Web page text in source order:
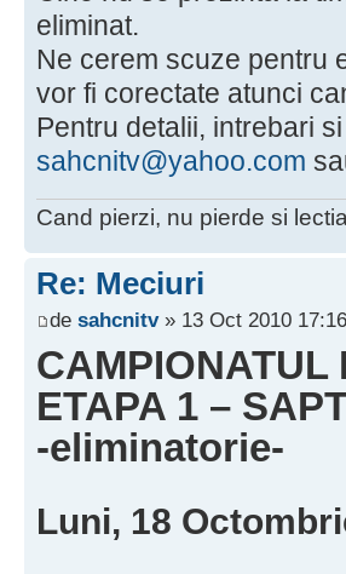
eliminat.
Ne cerem scuze pentru
vor fi corectate atunci
Pentru detalii, intrebari
sahcnitv@yahoo.com
Cand pierzi, nu pierde si
Re: Meciuri
de sahcnitv» 13 Oct 2010 17:16
CAMPIONATUL
ETAPA 1 –
-eliminatorie-
Luni, 18